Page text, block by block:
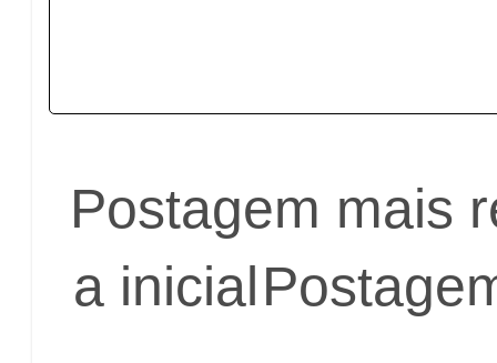
Postagem mais
a inicial